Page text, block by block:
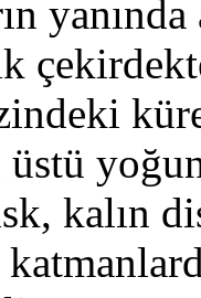
üstü
kalın